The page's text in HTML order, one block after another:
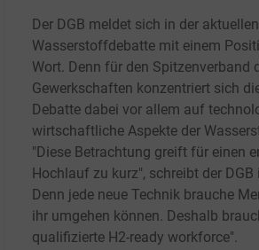
Der DGB meldet sich in der aktuellen
Wasserstoffdebatte mit einem
Wort. Denn für den Spitzenverband
Gewerkschaften konzentriert sich
Debatte dabei vor allem auf
wirtschaftliche Aspekte der
"Diese Betrachtung greift für einen
Hochlauf zu kurz", schreibt der DGB
Denn jede neue Technik brauche
ihr umgehen können. Deshalb
qualifizierte H2-ready workforce".